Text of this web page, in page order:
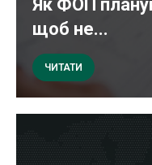
Як ФОП
щоб не...
ЧИТАТИ